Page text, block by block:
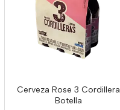
Cerveza Rose 3 Cordillera
Botella